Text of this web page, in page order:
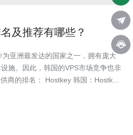
及推荐有哪些？
亚洲最发达的国家之一，拥有庞大
施。因此，韩国的VPS市场竞争也非
韩国：Hostkey
是一家全球知名的云计算服务提